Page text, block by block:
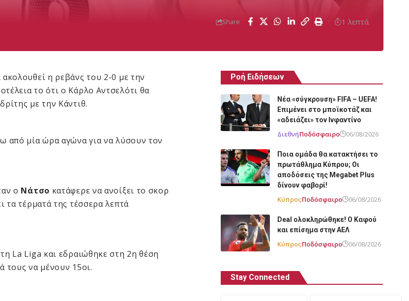
Share 1 λεπτά
η ρεβάνς του 2-0 με την
το ότι ο Κάρλο Αντσελότι θα
με την Κάντιθ.
από μία ώρα αγώνα για να λύσουν τον
ο Νάτσο κατάφερε να ανοίξει το σκορ
τα τέρματά της τέσσερα λεπτά
La Liga και εδραιώθηκε στη 2η θέση
τους να μένουν 15οι.
Ροή Ειδήσεων
Νέα «σύγκρουση» FIFA – UEFA!
Επιμένει στο μποϊκοτάζ και
«αδειάζει» τον Ινφαντίνο
ΔιεθνήΠοδόσφαιρο 06/08/2026
Ποια ομάδα θα κατακτήσει το
πρωτάθλημα Κύπρου; Οι
αποδόσεις της Megabet Plus
δίνουν φαβορί!
ΚύπροςΠοδόσφαιρο 06/08/2026
Deal ολοκληρώθηκε! Ο Καφού
και επίσημα στην ΑΕΛ
ΚύπροςΠοδόσφαιρο 06/08/2026
Stay Connected